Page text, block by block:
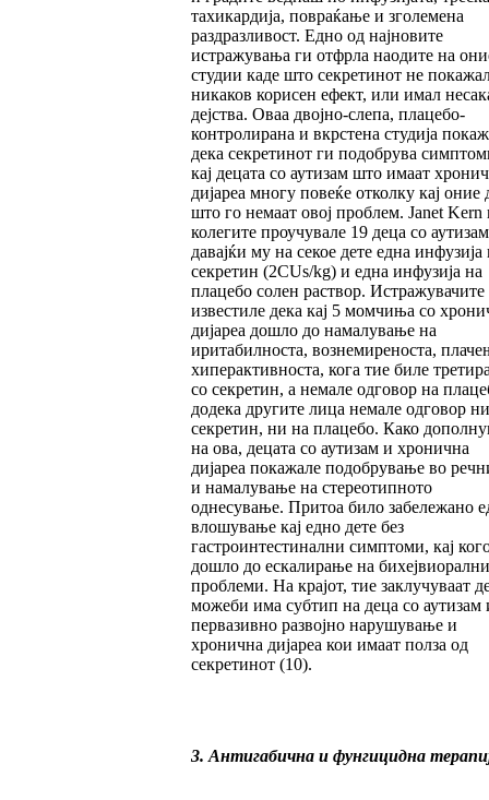
тахикардија, повраќање и зголемена
раздразливост. Едно од најновите
истражувања ги отфрла наодите на
студии каде што секретинот не
никаков корисен ефект, или имал
дејства. Оваа двојно-слепа, плацебо-
контролирана и вкрстена студија
дека секретинот ги подобрува
кај децата со аутизам што имаат
дијареа многу повеќе отколку кај оние
што го немаат овој проблем. Janet Kern
колегите проучувале 19 деца со аутизам
давајќи му на секое дете една инфузија
секретин (2CUs/kg) и една инфузија на
плацебо солен раствор. Истражувачите
известиле дека кај 5 момчиња со
дијареа дошло до намалување на
иритабилноста, вознемиреноста,
хиперактивноста, кога тие биле
со секретин, а немале одговор на
додека другите лица немале одговор
секретин, ни на плацебо. Како
на ова, децата со аутизам и хронична
дијареа покажале подобрување во
и намалување на стереотипното
однесување. Притоа било забележано
влошување кај едно дете без
гастроинтестинални симптоми, кај
дошло до ескалирање на
проблеми. На крајот, тие заклучуваат
можеби има субтип на деца со аутизам
первазивно развојно нарушување и
хронична дијареа кои имаат полза од
секретинот (10).
3. Антигабична и фунгицидна